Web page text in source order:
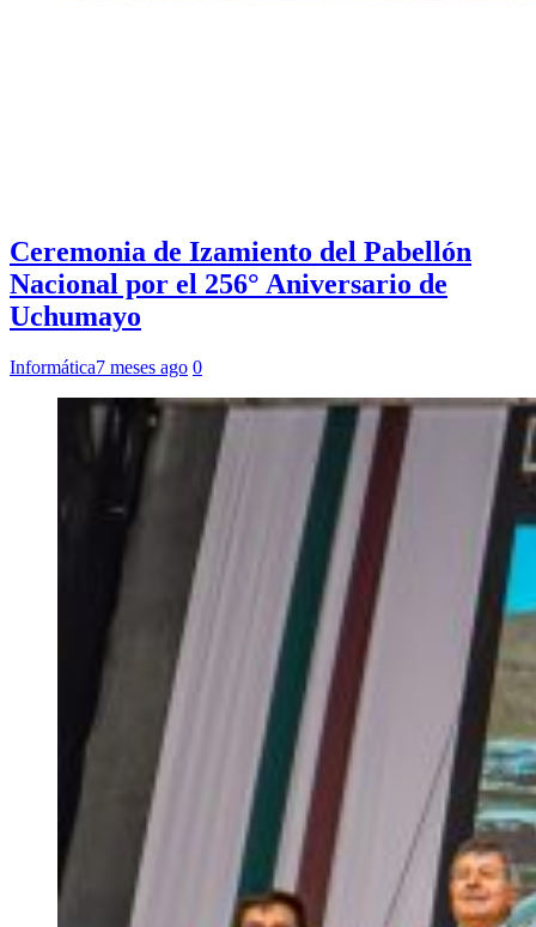
Ceremonia de Izamiento del Pabellón
Nacional por el 256° Aniversario de
Uchumayo
Informática7 meses ago 0